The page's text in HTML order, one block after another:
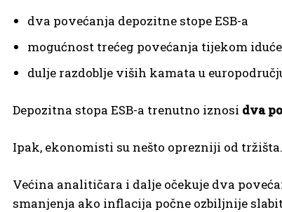
dva povećanja depozitne stope ESB-a
mogućnost trećeg povećanja tijekom
dulje razdoblje viših kamata u
Depozitna stopa ESB-a trenutno iznosi dva
Ipak, ekonomisti su nešto oprezniji od tržišta.
Većina analitičara i dalje očekuje dva
smanjenja ako inflacija počne ozbiljnije